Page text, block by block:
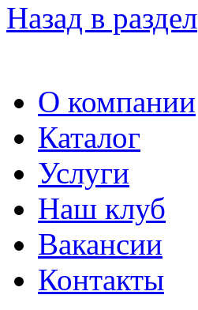
Назад в раздел
О компании
Каталог
Услуги
Наш клуб
Вакансии
Контакты